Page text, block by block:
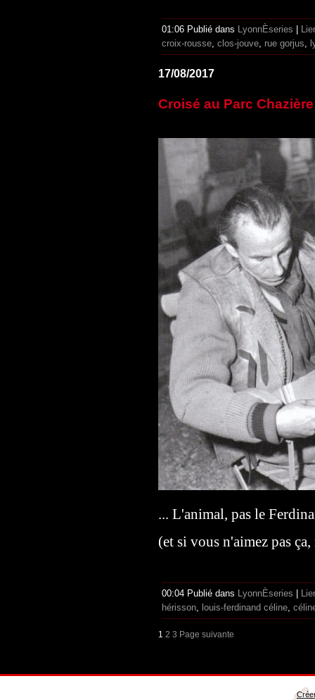
01:06 Publié dans LyonnÈseries
croix-rousse clos-jouve rue gorjus
17/08/2017
Croisé au Parc
... L'animal, pas le
(et si vous n'aimez pas
00:04 Publié dans LyonnÈseries
hérisson, louis-ferdinand céline,
1 2 3 Page suivante